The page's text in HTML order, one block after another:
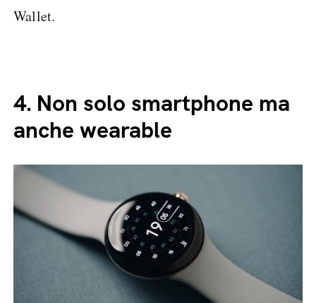
Wallet.
4. Non solo smartphone ma
anche wearable